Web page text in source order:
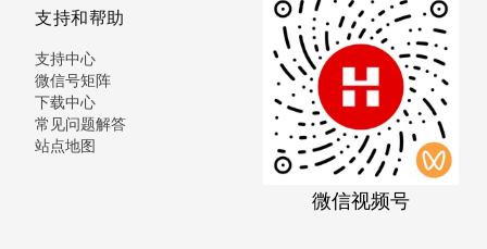
支持和帮助
支持中心
微信号矩阵
下载中心
常见问题解答
站点地图
微信视频号